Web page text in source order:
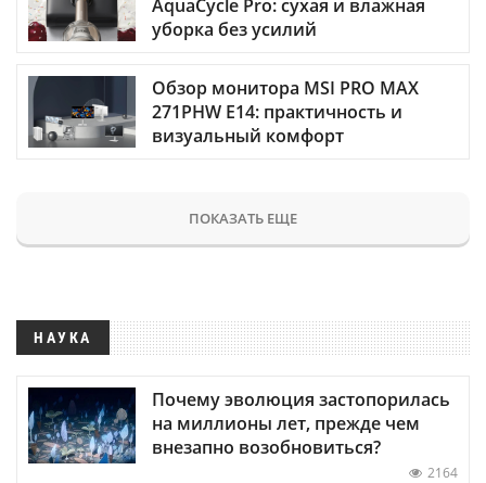
AquaCycle Pro: сухая и влажная
уборка без усилий
Обзор монитора MSI PRO MAX
271PHW E14: практичность и
визуальный комфорт
ПОКАЗАТЬ ЕЩЕ
НАУКА
Почему эволюция застопорилась
на миллионы лет, прежде чем
внезапно возобновиться?
2164